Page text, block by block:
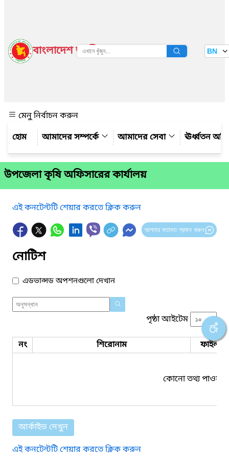
বাংলাদেশ জাতীয় তথ্য বাতায়ন BN
মেনু নির্বাচন করুন
আমাদের সম্পর্কে
আমাদের সেবা ঊর্ধ্বতন
উপজেলা কৃষি অফিসারের কার্যালয়
এই কনটেন্টটি শেয়ার করতে ক্লিক করুন
আপনার মতামত প্রদান করুন
নোটিশ
এডভান্সড অপশনগুলো দেখান
পৃষ্ঠা আইটেম
নং শিরোনাম ফাইল
কোনো তথ্য পাওয়া
আর্কাইভ দেখুন
এই কনটেন্টটি শেয়ার করতে ক্লিক করুন